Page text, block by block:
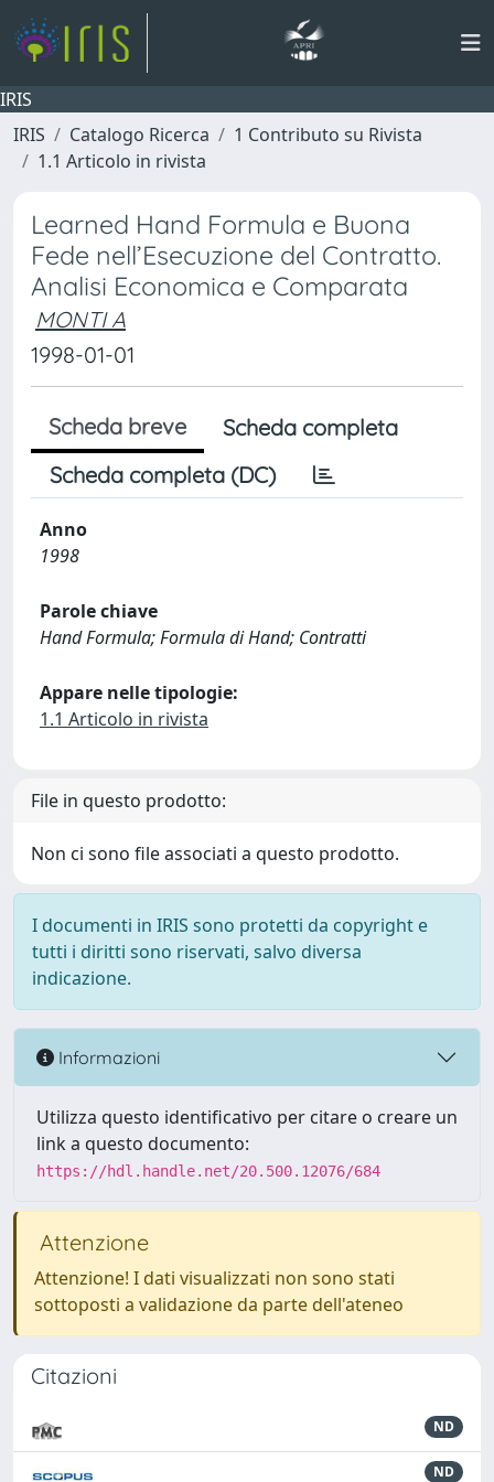
IRIS
IRIS
Catalogo Ricerca
1 Contributo su Rivista
1.1 Articolo in rivista
Learned Hand Formula e Buona
Fede nell’Esecuzione del Contratto.
Analisi Economica e Comparata
MONTI A
1998-01-01
Scheda breve
Scheda completa
Scheda completa (DC)
Anno
1998
Parole chiave
Hand Formula; Formula di Hand; Contratti
Appare nelle tipologie:
1.1 Articolo in rivista
File in questo prodotto:
Non ci sono file associati a questo prodotto.
I documenti in IRIS sono protetti da copyright e
tutti i diritti sono riservati, salvo diversa
indicazione.
Informazioni
Utilizza questo identificativo per citare o creare un
link a questo documento:
https://hdl.handle.net/20.500.12076/684
Attenzione
Attenzione! I dati visualizzati non sono stati
sottoposti a validazione da parte dell'ateneo
Citazioni
ND
ND